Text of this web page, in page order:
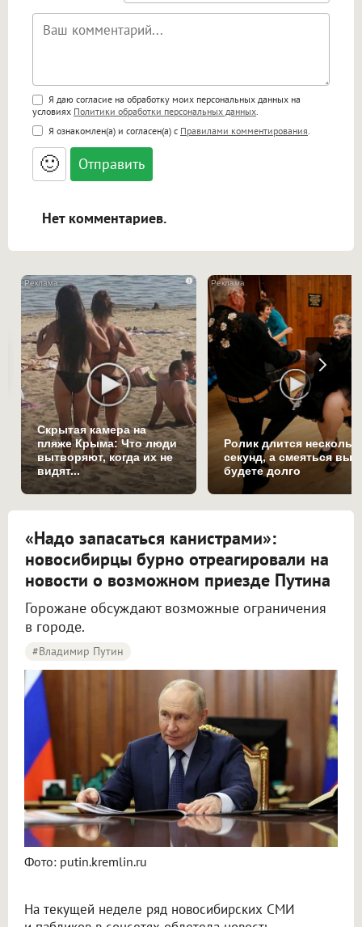
Поддержка HTML
<b>, <strong>, <u>, <i>, <em>, <s>, <big>,
<small>, <sup>, <sub>, <pre>, <ul>, <ol>, <li>,
<blockquote>, <code> экранирует HTML,
адреса URL автоматически становятся
ссылками, и [img]адрес[/img] будет
Я даю согласие на обработку моих персональных данных на
условиях Политики обработки персональных данных
Я ознакомлен(а) и согласен(а) с Правилами комментирования
🙂
Нет комментариев.
i
Скрытая камера на
пляже Крыма: Что люди
вытворяют, когда их не
видят...
Ролик длится
секунд, а смеяться вы
будете долго
«Надо запасаться канистрами»:
новосибирцы бурно отреагировали на
новости о возможном приезде Путина
Горожане обсуждают возможные ограничения
в городе.
#Владимир Путин
Фото: putin.kremlin.ru
На текущей неделе ряд новосибирских СМИ